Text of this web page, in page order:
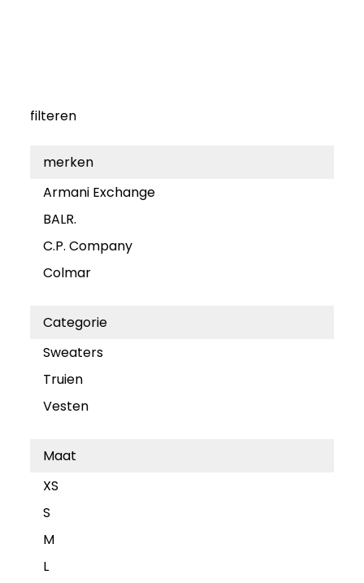
filteren
merken
Armani Exchange
BALR.
C.P. Company
Colmar
Categorie
Sweaters
Truien
Vesten
Maat
XS
S
M
L